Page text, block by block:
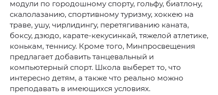
модули по городошному спорту, гольфу, биатлону,
скалолазанию, спортивному туризму, хоккею на
траве, ушу, чирлидингу, перетягиванию каната,
боксу, дзюдо, карате-кекусинкай, тяжелой атлетике,
конькам, теннису. Кроме того, Минпросвещения
предлагает добавить танцевальный и
компьютерный спорт. Школа выберет то, что
интересно детям, а также что реально можно
преподавать в имеющихся условиях.